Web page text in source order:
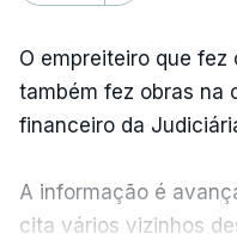
O empreiteiro que fez
também fez obras na
financeiro da
A informação é
cita vários vizinhos